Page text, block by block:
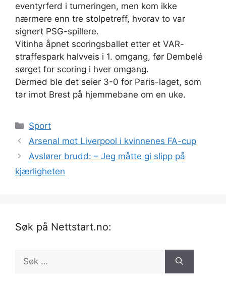
eventyrferd i turneringen, men kom ikke
nærmere enn tre stolpetreff, hvorav to var
signert PSG-spillere.
Vitinha åpnet scoringsballet etter et VAR-
straffespark halvveis i 1. omgang, før Dembelé
sørget for scoring i hver omgang.
Dermed ble det seier 3-0 for Paris-laget, som
tar imot Brest på hjemmebane om en uke.
Kategorier
Sport
Arsenal mot Liverpool i kvinnenes FA-cup
Avslører brudd: – Jeg måtte gi slipp på
kjærligheten
Søk på Nettstart.no:
etter: